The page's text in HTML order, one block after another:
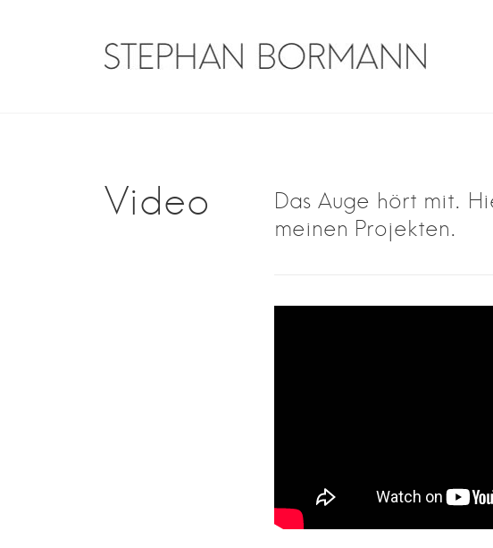
Video
Das Auge hört mit.
meinen Projekten.